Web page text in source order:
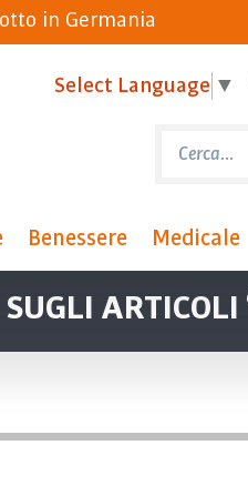
in Germania
Select Language ▼
Benessere Medicale
SUGLI